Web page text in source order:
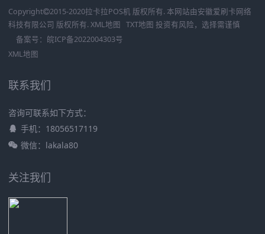
Copyright 2015-2020拉卡拉POS机 版权所有. 本网站由安徽爱刷卡网络
科技有限公司 版权所有. XML地图 TXT地图 投资有风险，选择需谨慎
备案号： 皖ICP备2022004303号
XML地图
联系我们
咨询可联系如下方式：
手机：18056517119
微信：lakala80
关注我们